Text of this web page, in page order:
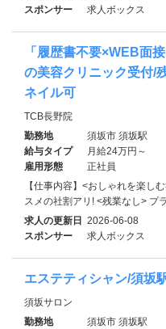
スポンサー
求人ボックス
「履歴書不要×WEB面
の美容クリニック受付/
ネイル可
TCB長野院
勤務地
須坂市 須坂駅
給与タイプ
月給24万円～
雇用形態
正社員
【仕事内容】<おしゃれを楽し
スメの社割アリ! <残業なし> プ
求人の更新日 2026-06-08
スポンサー
求人ボックス
エステティシャン/須坂
須坂サロン
勤務地
須坂市 須坂駅